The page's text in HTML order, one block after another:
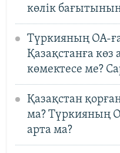
көлік
Түркияның ОА-
Қазақстанға көз
көмектесе ме?
Қазақстан
ма? Түркияның
арта ма?